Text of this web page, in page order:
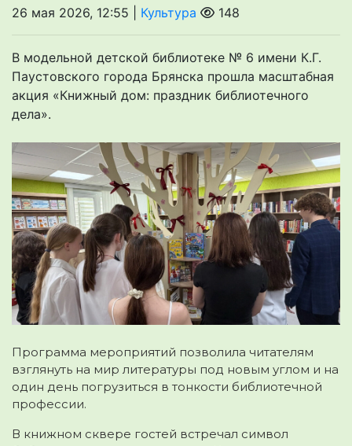
26 мая 2026, 12:55 | Культура 148
В модельной детской библиотеке № 6 имени К.Г.
Паустовского города Брянска прошла масштабная
акция «Книжный дом: праздник библиотечного
дела».
Программа мероприятий позволила читателям
взглянуть на мир литературы под новым углом и на
один день погрузиться в тонкости библиотечной
профессии.
В книжном сквере гостей встречал символ